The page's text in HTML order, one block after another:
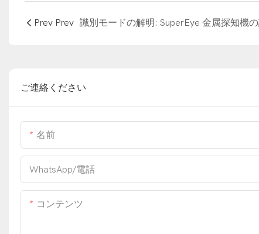
Prev Prev
ご連絡ください
名前
WhatsApp/電話
コンテンツ